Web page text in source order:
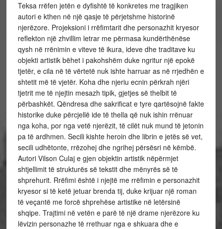
Teksa rrëfen jetën e dyfishtë të konkretes me tragjiken
autori e kthen në një qasje të përjetshme historinë
njerëzore. Projeksioni i rrëfimtarit dhe personazhit kryesor
reflekton një zhvillim letrar me përmasa kundërthënëse
qysh në rrënimin e viteve të ikura, ideve dhe traditave ku
objekti artistik bëhet i pakohshëm duke ngritur një epokë
tjetër, e cila në të vërtetë nuk ishte harruar as në rrjedhën e
shtetit më të vjetër. Koha dhe njeriu ecnin përkrah njëri
tjetrit me të njejtin mesazh tipik, gjetjes së thelbit të
përbashkët. Qëndresa dhe sakrificat e tyre qartësojnë fakte
historike duke përcjellë ide të thella që nuk ishin rrënuar
nga koha, por nga vetë njerëzit, të cilët nuk mund të jetonin
pa të ardhmen. Secili kishte heroin dhe librin e jetës së vet,
secili udhëtonte, rrëzohej dhe ngrihej përsësri në këmbë.
Autori Vilson Culaj e gjen objektin artistik nëpërmjet
shtjellimit të strukturës së tekstit dhe mënyrës së të
shprehurit. Rrëfimi është i njejtë me rrëfimin e personazhit
kryesor si të ketë jetuar brenda tij, duke krijuar një roman
të veçantë me forcë shprehëse artistike në letërsinë
shqipe. Trajtimi në vetën e parë të një drame njerëzore ku
lëvizin personazhe të rrethuar nga e shkuara dhe e